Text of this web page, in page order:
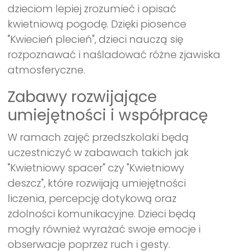
dzieciom lepiej zrozumieć i opisać
kwietniową pogodę. Dzięki piosence
"Kwiecień plecień", dzieci nauczą się
rozpoznawać i naśladować różne zjawiska
atmosferyczne.
Zabawy rozwijające
umiejętności i współpracę
W ramach zajęć przedszkolaki będą
uczestniczyć w zabawach takich jak
"Kwietniowy spacer" czy "Kwietniowy
deszcz", które rozwijają umiejętności
liczenia, percepcję dotykową oraz
zdolności komunikacyjne. Dzieci będą
mogły również wyrażać swoje emocje i
obserwacje poprzez ruch i gesty.